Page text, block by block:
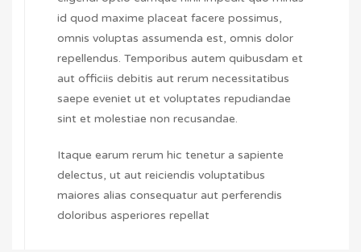
id quod maxime placeat facere possimus,
omnis voluptas assumenda est, omnis dolor
repellendus. Temporibus autem quibusdam et
aut officiis debitis aut rerum necessitatibus
saepe eveniet ut et voluptates repudiandae
sint et molestiae non recusandae.
Itaque earum rerum hic tenetur a sapiente
delectus, ut aut reiciendis voluptatibus
maiores alias consequatur aut perferendis
doloribus asperiores repellat